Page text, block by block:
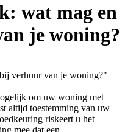
wat mag en
je woning?
verhuur van je woning?"
om uw woning met
altijd toestemming van uw
riskeert u het